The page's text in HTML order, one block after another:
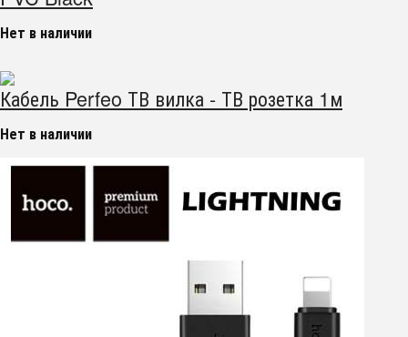
Нет в наличии
Кабель Perfeo ТВ вилка - ТВ розетка 1м
Нет в наличии